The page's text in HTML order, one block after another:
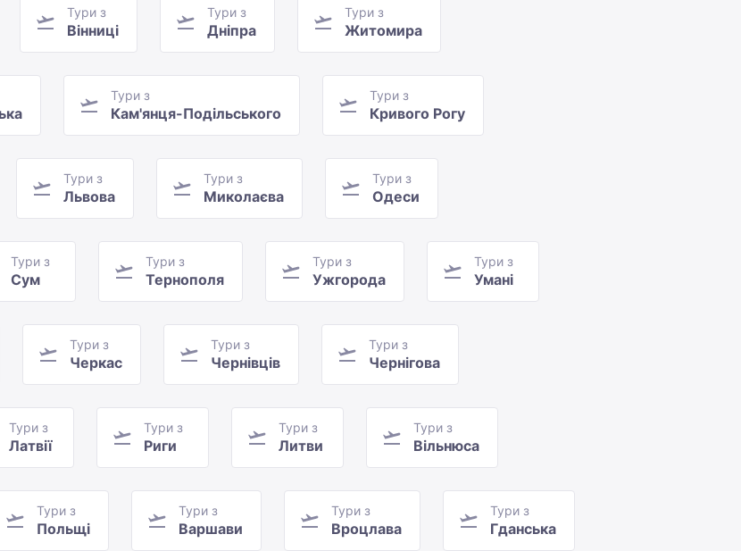
Тури з
Вінниці
Тури з
Дніпра
Тури з
Житомира
Тури з
Кам'янця-Подільського
Тури з
Кривого Рогу
Тури з
Львова
Тури з
Миколаєва
Тури з
Одеси
Тури з
Сум
Тури з
Тернополя
Тури з
Ужгорода
Тури з
Умані
Тури з
Черкас
Тури з
Чернівців
Тури з
Чернігова
Тури з
Латвії
Тури з
Риги
Тури з
Литви
Тури з
Вільнюса
Тури з
Польщі
Тури з
Варшави
Тури з
Вроцлава
Тури з
Гданська